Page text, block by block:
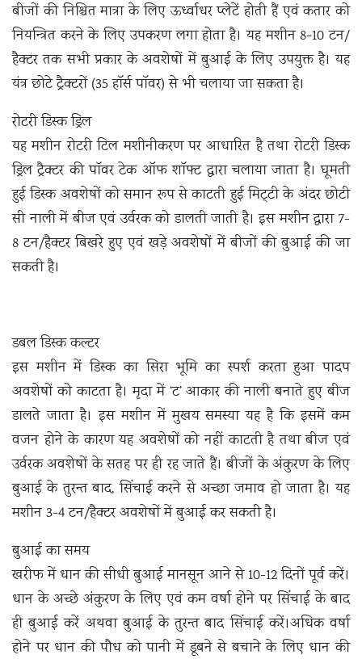
बीजों की निश्चित मात्रा के लिए ऊर्ध्वाधर प्लेटें होती हैं एवं कतार को
नियन्त्रित करने के लिए उपकरण लगा होता है। यह मशीन 8-10 टन/
हैक्टर तक सभी प्रकार के अवशेषों में बुआई के लिए उपयुक्त है। यह
यंत्र छोटे ट्रैक्टरों (35 हॉर्स पॉवर) से भी चलाया जा सकता है।
रोटरी डिस्क ड्रिल
यह मशीन रोटरी टिल मशीनीकरण पर आधारित है तथा रोटरी डिस्क
ड्रिल ट्रैक्टर की पॉवर टेक ऑफ शॉफ्ट द्वारा चलाया जाता है। घूमती
हुई डिस्क अवशेषों को समान रूप से काटती हुई मिट्‌टी के अंदर छोटी
सी नाली में बीज एवं उर्वरक को डालती जाती है। इस मशीन द्वारा 7-
8 टन/हैक्टर बिखरे हुए एवं खड़े अवशेषों में बीजों की बुआई की जा
सकती है।
डबल डिस्क कल्टर
इस मशीन में डिस्क का सिरा भूमि का स्पर्श करता हुआ पादप
अवशेषों को काटता है। मृदा में ‘ट’ आकार की नाली बनाते हुए बीज
डालते जाता है। इस मशीन में मुखय समस्या यह है कि इसमें कम
वजन होने के कारण यह अवशेषों को नहीं काटती है तथा बीज एवं
उर्वरक अवशेषों के सतह पर ही रह जाते हैं। बीजों के अंकुरण के लिए
बुआई के तुरन्त बाद, सिंचाई करने से अच्छा जमाव हो जाता है। यह
मशीन 3-4 टन/हैक्टर अवशेषों में बुआई कर सकती है।
बुआई का समय
खरीफ में धान की सीधी बुआई मानसून आने से 10-12 दिनों पूर्व करें।
धान के अच्छे अंकुरण के लिए एवं कम वर्षा होने पर सिंचाई के बाद
ही बुआई करें अथवा बुआई के तुरन्त बाद सिंचाई करें।अधिक वर्षा
होने पर धान की पौध को पानी में डूबने से बचाने के लिए धान की